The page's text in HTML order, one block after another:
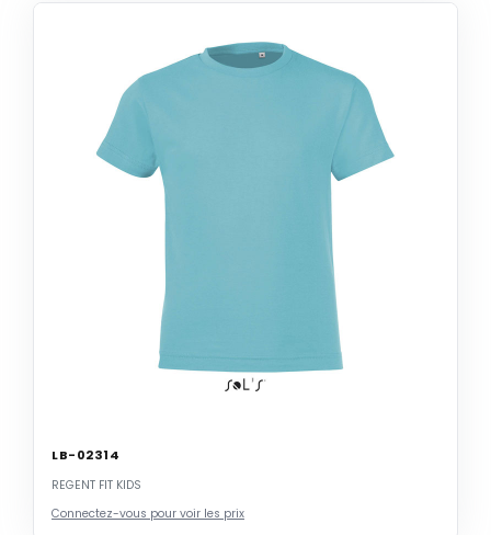
LB-02314
REGENT FIT KIDS
Connectez-vous pour voir les prix